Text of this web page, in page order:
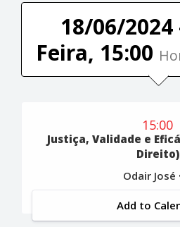
18/06/2024
Feira, 15:00
15:00
Justiça, Validade e
Direito)
Odair José
Add to